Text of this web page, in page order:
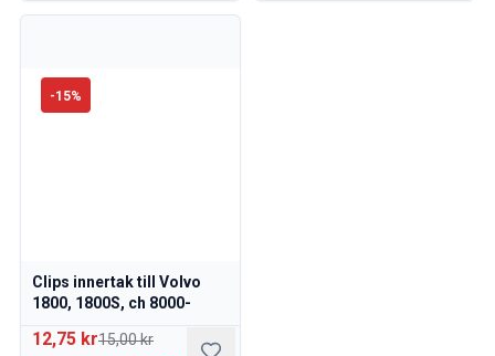
Volvo Amazon Sprängskisser
Volvo 164 Sprängskisser
Volvo 240 Sprängskisser
Nyheter
kampanj
Månadens kampanj
-15%
Clips innertak till Volvo
1800, 1800S, ch 8000-
12,75 kr15,00 kr